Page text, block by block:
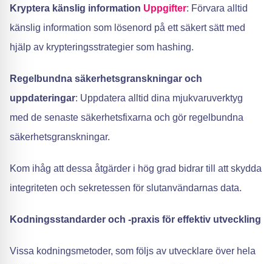
Kryptera känslig information Uppgifter: Förvara alltid
känslig information som lösenord på ett säkert sätt med
hjälp av krypteringsstrategier som hashing.
Regelbundna säkerhetsgranskningar och
uppdateringar: Uppdatera alltid dina mjukvaruverktyg
med de senaste säkerhetsfixarna och gör regelbundna
säkerhetsgranskningar.
Kom ihåg att dessa åtgärder i hög grad bidrar till att skydda
integriteten och sekretessen för slutanvändarnas data.
Kodningsstandarder och -praxis för effektiv utveckling
Vissa kodningsmetoder, som följs av utvecklare över hela